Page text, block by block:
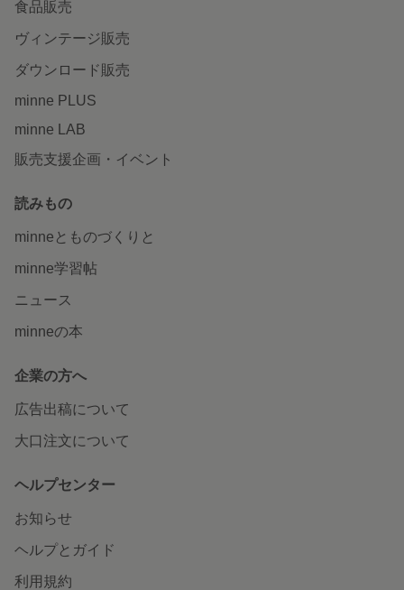
食品販売
ヴィンテージ販売
ダウンロード販売
minne PLUS
minne LAB
販売支援企画・イベント
読みもの
minneとものづくりと
minne学習帖
ニュース
minneの本
企業の方へ
広告出稿について
大口注文について
ヘルプセンター
お知らせ
ヘルプとガイド
利用規約